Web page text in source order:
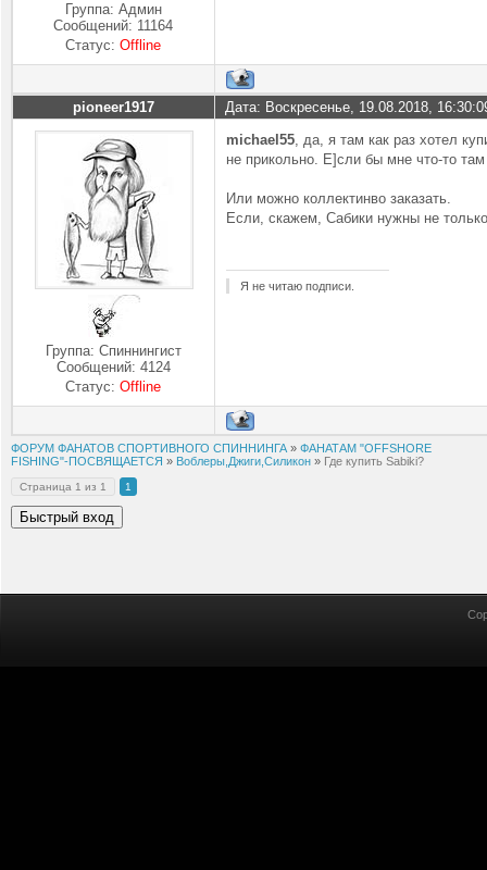
Группа: Админ
Сообщений: 11164
Статус:Offline
pioneer1917 Дата: Воскресенье, 19.08.2018,
Группа: Спиннингист
Сообщений: 4124
Статус:Offline
michael55, да, я там как раз хотел
не прикольно. Е]сли бы мне что-то
Или можно коллектинво заказать.
Если, скажем, Сабики нужны не
Я не читаю подписи.
ФОРУМ ФАНАТОВ СПОРТИВНОГО СПИННИНГА » ФАНАТАМ "OFFSHORE
FISHING"-ПОСВЯЩАЕТСЯ » Воблеры,Джиги,Силикон » Где купить Sabiki?
Страница 1 из 1 1